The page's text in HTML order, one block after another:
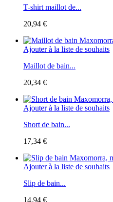
T-shirt maillot de...
20,94 €
Ajouter à la liste de souhaits
Maillot de bain...
20,34 €
Ajouter à la liste de souhaits
Short de bain...
17,34 €
Ajouter à la liste de souhaits
Slip de bain...
14,94 €